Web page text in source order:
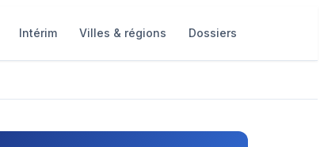
Intérim Villes & régions Dossiers